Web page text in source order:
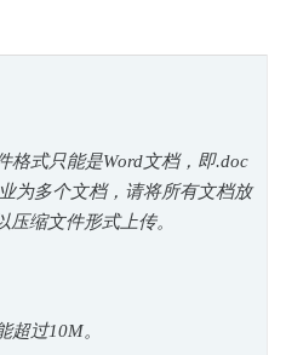
格式只能是Word文档，即.doc
为多个文档，请将所有文档放
缩文件形式上传。
超过10M。